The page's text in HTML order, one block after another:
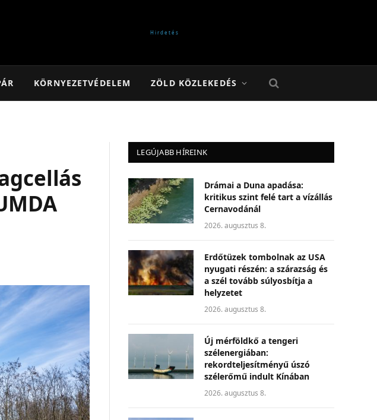
KÖRNYEZETVÉDELEM ZÖLD KÖZLEKEDÉS
LEGÚJABB HÍREINK
Drámai a Duna apadása:
kritikus szint felé tart a vízállás
Cernavodánál
2026. augusztus 8.
Erdőtüzek tombolnak az USA
nyugati részén: a szárazság és
a szél tovább súlyosbítja a
helyzetet
2026. augusztus 8.
Új mérföldkő a tengeri
szélenergiában:
rekordteljesítményű úszó
szélerőmű indult Kínában
2026. augusztus 8.